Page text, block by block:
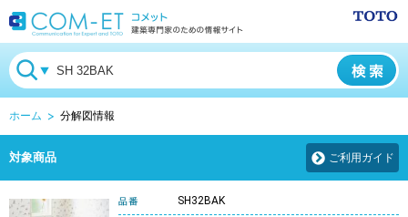
ホーム 分解図情報
対象商品 ご利用ガイド
SH32BAK